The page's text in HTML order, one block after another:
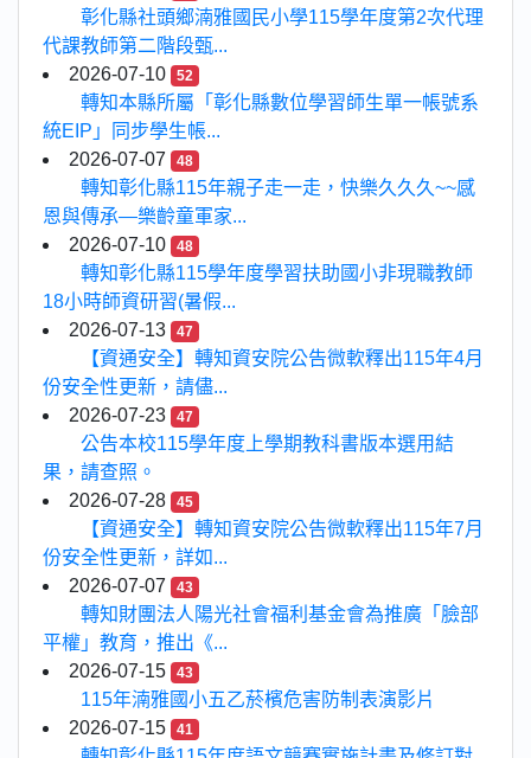
彰化縣社頭鄉湳雅國民小學115學年度第2次代理
代課教師第二階段甄...
2026-07-10
52
轉知本縣所屬「彰化縣數位學習師生單一帳號系
統EIP」同步學生帳...
2026-07-07
48
轉知彰化縣115年親子走一走，快樂久久久~~感
恩與傳承—樂齡童軍家...
2026-07-10
48
轉知彰化縣115學年度學習扶助國小非現職教師
18小時師資研習(暑假...
2026-07-13
47
【資通安全】轉知資安院公告微軟釋出115年4月
份安全性更新，請儘...
2026-07-23
47
公告本校115學年度上學期教科書版本選用結
果，請查照。
2026-07-28
45
【資通安全】轉知資安院公告微軟釋出115年7月
份安全性更新，詳如...
2026-07-07
43
轉知財團法人陽光社會福利基金會為推廣「臉部
平權」教育，推出《...
2026-07-15
43
115年湳雅國小五乙菸檳危害防制表演影片
2026-07-15
41